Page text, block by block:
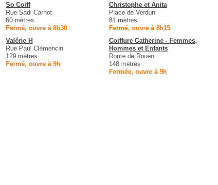
So Coiff
Rue Sadi Carnot
60 mètres
Fermé, ouvre à 8h30
Christophe et Anita
Place de Verdun
81 mètres
Fermé, ouvre à 8h15
Valérie H
Rue Paul Clémencin
129 mètres
Fermé, ouvre à 9h
Coiffure Catherine - Femmes,
Hommes et Enfants
Route de Rouen
148 mètres
Fermée, ouvre à 9h